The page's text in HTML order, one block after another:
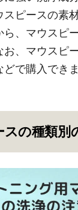
スピースの素
ら、マウスピ
お、マウスピ
で購入できま
の種類別